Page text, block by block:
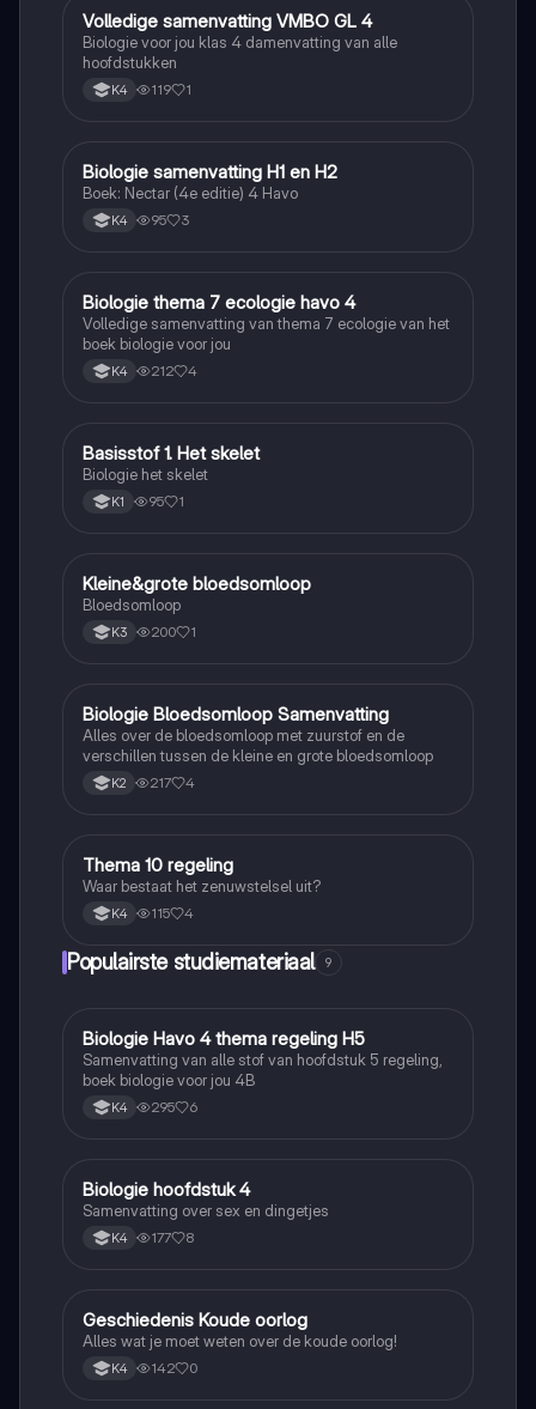
Biologie
Volledige samenvatting VMBO GL 4
Biologie voor jou klas 4 damenvatting van alle
hoofdstukken
K4 119 1
Biologie
Biologie samenvatting H1 en H2
Boek: Nectar (4e editie) 4 Havo
K4 95 3
Biologie
Biologie thema 7 ecologie havo 4
Volledige samenvatting van thema 7 ecologie van het
boek biologie voor jou
K4 212 4
Biologie
Basisstof 1. Het skelet
Biologie het skelet
K1 95 1
Biologie
Kleine&grote bloedsomloop
Bloedsomloop
K3 200 1
Biologie
Biologie Bloedsomloop Samenvatting
Alles over de bloedsomloop met zuurstof en de
verschillen tussen de kleine en grote bloedsomloop
K2 217 4
Biologie
Thema 10 regeling
Waar bestaat het zenuwstelsel uit?
K4 115 4
Populairste studiemateriaal 9
Biologie
Biologie Havo 4 thema regeling H5
Samenvatting van alle stof van hoofdstuk 5 regeling,
boek biologie voor jou 4B
K4 295 6
Biologie
Biologie hoofdstuk 4
Samenvatting over sex en dingetjes
K4 177 8
Geschiedenis
Geschiedenis Koude oorlog
Alles wat je moet weten over de koude oorlog!
K4 142 0